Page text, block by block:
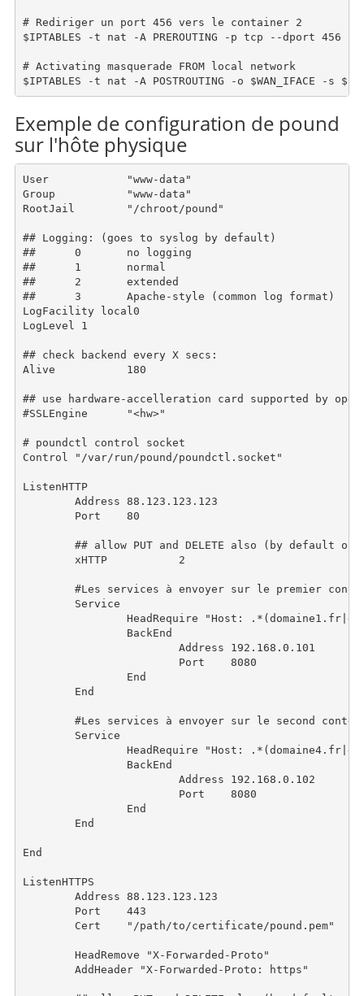
# Rediriger un port 456 vers le container 2
$IPTABLES -t nat -A PREROUTING -p tcp --dport 456 -
# Activating masquerade FROM local network
Exemple de configuration de pound
sur l'hôte physique
User		"www-data"
Group		"www-data"
RootJail	"/chroot/pound"
## Logging: (goes to syslog by default)
##	0	no logging
##	1	normal
##	2	extended
##	3	Apache-style (common log format)
LogFacility local0
LogLevel 1
## check backend every X secs:
Alive		180
## use hardware-accelleration card supported by
#SSLEngine	"<hw>"
# poundctl control socket
Control "/var/run/pound/poundctl.socket"
ListenHTTP
	Address 88.123.123.123
	## allow PUT and DELETE also (by default only GET, POST and HEAD)?:
#Les services à envoyer sur le premier
		HeadRequire "Host: .*(domaine1.fr|domaine2.fr|domaine3.fr).*"
			Address	192.168.0.101
#Les services à envoyer sur le second
        Service
HeadRequire "Host:
                BackEnd
                        Address 192.168.0.102
                        Port    8080
                End
        End
End
ListenHTTPS
        Address 88.123.123.123
        Port    443
	HeadRemove "X-Forwarded-Proto"
        AddHeader "X-Forwarded-Proto: https"